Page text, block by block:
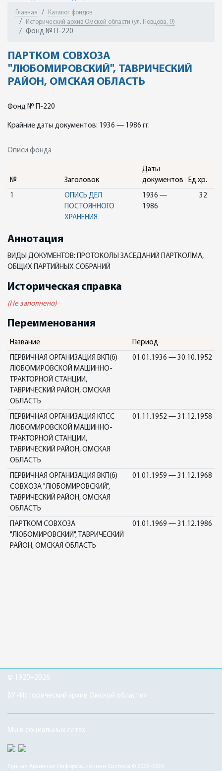
Главная
Каталог фондов
Исторический архив Омской области (ул. Певцова, 9)
Фонд № П-220
ПАРТКОМ СОВХОЗА
"ЛЮБОМИРОВСКИЙ", ТАВРИЧЕСКИЙ
РАЙОН, ОМСКАЯ ОБЛАСТЬ
Фонд № П-220
Крайние даты документов: 1936 — 1986 гг.
Описи фонда
№ Заголовок
Даты
документов
Ед.хр.
1
ОПИСЬ ДЕЛ
ПОСТОЯННОГО
ХРАНЕНИЯ
1936 —
1986
32
Аннотация
ВИДЫ ДОКУМЕНТОВ: ПРОТОКОЛЫ ЗАСЕДАНИЙ ПАРТКОЛМА,
ОБЩИХ ПАРТИЙНЫХ СОБРАНИЙ
Историческая справка
(Не заполнено)
Переименования
Название Период
ПЕРВИЧНАЯ ОРГАНИЗАЦИЯ ВКП(б)
ЛЮБОМИРОВСКОЙ МАШИННО-
ТРАКТОРНОЙ СТАНЦИИ,
ТАВРИЧЕСКИЙ РАЙОН, ОМСКАЯ
ОБЛАСТЬ
01.01.1936 — 30.10.1952
ПЕРВИЧНАЯ ОРГАНИЗАЦИЯ КПСС
ЛЮБОМИРОВСКОЙ МАШИННО-
ТРАКТОРНОЙ СТАНЦИИ,
ТАВРИЧЕСКИЙ РАЙОН, ОМСКАЯ
ОБЛАСТЬ
01.11.1952 — 31.12.1958
ПЕРВИЧНАЯ ОРГАНИЗАЦИЯ ВКП(б)
СОВХОЗА "ЛЮБОМИРОВСКИЙ",
ТАВРИЧЕСКИЙ РАЙОН, ОМСКАЯ
ОБЛАСТЬ
01.01.1959 — 31.12.1968
ПАРТКОМ СОВХОЗА
"ЛЮБОМИРОВСКИЙ", ТАВРИЧЕСКИЙ
РАЙОН, ОМСКАЯ ОБЛАСТЬ
01.01.1969 — 31.12.1986
© 1920–2026
БУ «Исторический архив Омской области»
Мы в социальных сетях
Единая Архивная Информационная Система © 2022–2026